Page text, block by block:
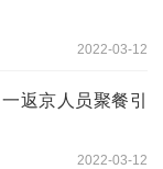
2022-03-12
返京人员聚餐引
2022-03-12